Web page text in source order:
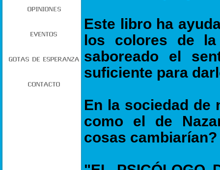
Este libro ha
los colores de la
saboreado el
suficiente para
En la sociedad de
como el de
cosas cambiarían?